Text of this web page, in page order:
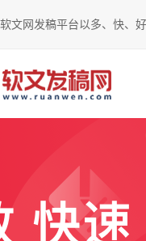
软文网发稿平台以多、快、